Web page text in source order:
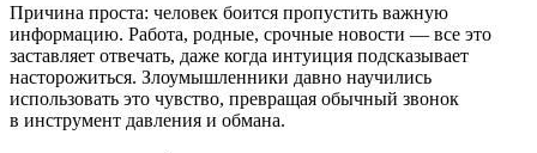
Причина проста: человек боится пропустить важную
информацию. Работа, родные, срочные новости — все это
заставляет отвечать, даже когда интуиция подсказывает
насторожиться. Злоумышленники давно научились
использовать это чувство, превращая обычный звонок
в инструмент давления и обмана.